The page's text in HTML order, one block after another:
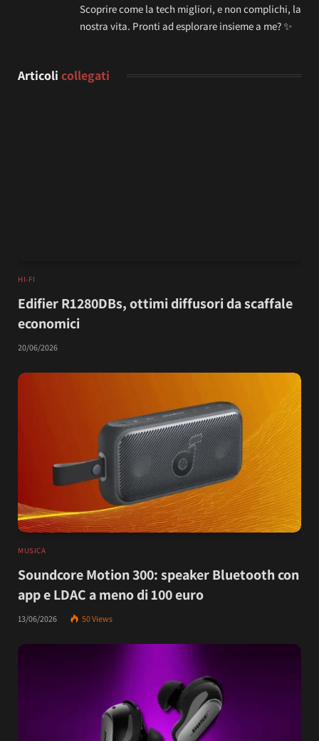
Scoprire come la tech migliori, e non complichi, la
nostra vita. Pronti ad esplorare insieme a me? ✨
Articoli collegati
HI-FI
Edifier R1280DBs, ottimi diffusori da scaffale
economici
20/06/2026
MUSICA
Soundcore Motion 300: speaker Bluetooth con
app e LDAC a meno di 100 euro
13/06/2026 50Views